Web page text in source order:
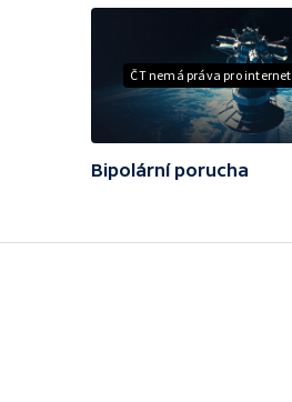
ČT nemá práva pro internet
Bipolární porucha